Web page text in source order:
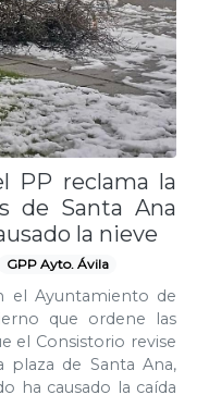
PP reclama la
de Santa Ana
la nieve
GPP Ayto. Ávila
el Ayuntamiento de
que ordene las
el Consistorio revise
de Santa Ana,
ha causado la caída